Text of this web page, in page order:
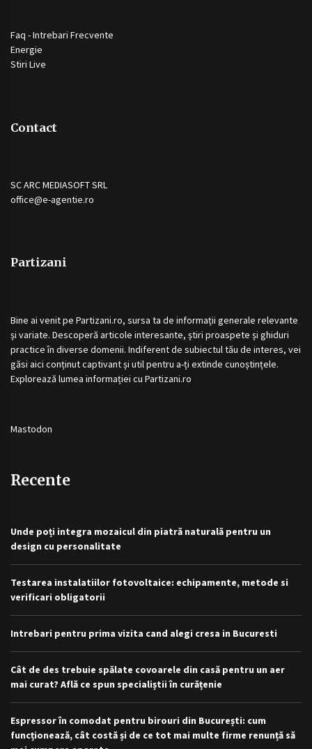
Faq - Intrebari Frecvente
Energie
Stiri Live
Contact
SC ARC MEDIASOFT SRL
office@e-agentie.ro
Partizani
Bine ai venit pe Partizani.ro, sursa ta de informații generale relevante
și variate. Descoperă articole interesante, știri proaspete și ghiduri
practice în diverse domenii. Indiferent de subiectul tău de interes, vei
găsi aici conținut captivant și util pentru a-ți extinde cunoștințele.
Explorează lumea informației cu Partizani.ro
Mastodon
Recente
Unde poți integra mozaicul din piatră naturală pentru un
design cu personalitate
Testarea instalatiilor fotovoltaice: echipamente, metode si
verificari obligatorii
Intrebari pentru prima vizita cand alegi cresa in Bucuresti
Cât de des trebuie spălate covoarele din casă pentru un aer
mai curat? Află ce spun specialiștii în curățenie
Espressor în comodat pentru birouri din București: cum
funcționează, cât costă și de ce tot mai multe firme renunță să